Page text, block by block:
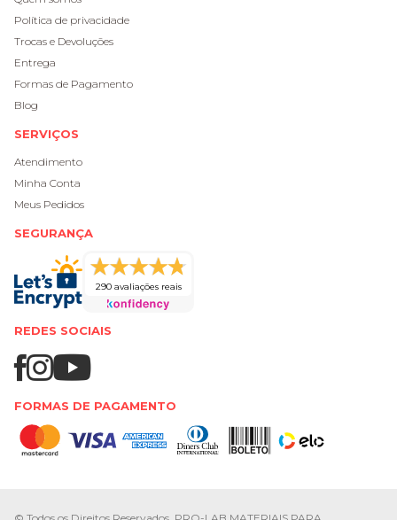
Política de privacidade
Trocas e Devoluções
Entrega
Formas de Pagamento
Blog
SERVIÇOS
Atendimento
Minha Conta
Meus Pedidos
SEGURANÇA
290 avaliações reais
REDES SOCIAIS
FORMAS DE PAGAMENTO